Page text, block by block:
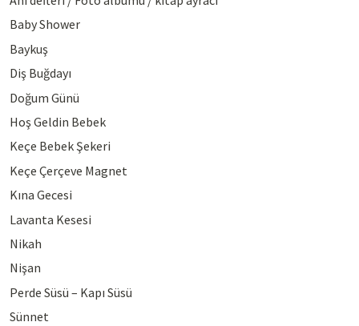
Baby Shower
Baykuş
Diş Buğdayı
Doğum Günü
Hoş Geldin Bebek
Keçe Bebek Şekeri
Keçe Çerçeve Magnet
Kına Gecesi
Lavanta Kesesi
Nikah
Nişan
Perde Süsü – Kapı Süsü
Sünnet